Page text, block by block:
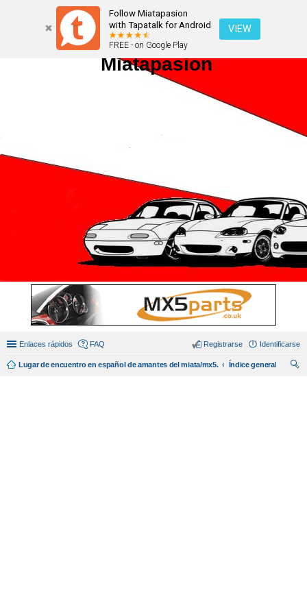
Follow Miatapasion
with Tapatalk for Android
FREE - on Google Play
VIEW
Miatapasion
Enlaces rápidos FAQ Identificarse
Registrarse
Lugar de encuentro en español de amantes del miata/mx5.
Índice general